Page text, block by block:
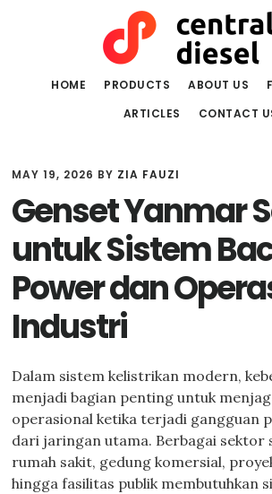
HOME PRODUCTS ABOUT US
ARTICLES
CONTACT
MAY 19, 2026 BY ZIA FAUZI
Genset Yanmar
untuk Sistem
Power dan
Industri
Dalam sistem kelistrikan modern,
menjadi bagian penting untuk
operasional ketika terjadi gangguan
dari jaringan utama. Berbagai sektor
rumah sakit, gedung komersial,
hingga fasilitas publik membutuhkan